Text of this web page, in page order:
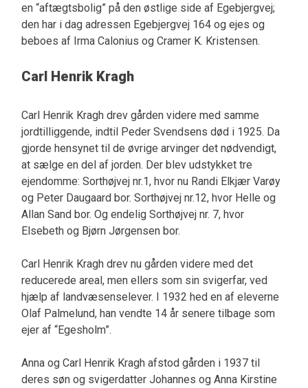
en “aftægtsbolig” på den østlige side af Egebjergvej;
den har i dag adressen Egebjergvej 164 og ejes og
beboes af Irma Calonius og Cramer K. Kristensen.
Carl Henrik Kragh
Carl Henrik Kragh drev gården videre med samme
jordtilliggende, indtil Peder Svendsens død i 1925. Da
gjorde hensynet til de øvrige arvinger det nødvendigt,
at sælge en del af jorden. Der blev udstykket tre
ejendomme: Sorthøjvej nr.1, hvor nu Randi Elkjær Varøy
og Peter Daugaard bor. Sorthøjvej nr.12, hvor Helle og
Allan Sand bor. Og endelig Sorthøjvej nr. 7, hvor
Elsebeth og Bjørn Jørgensen bor.
Carl Henrik Kragh drev nu gården videre med det
reducerede areal, men ellers som sin svigerfar, ved
hjælp af landvæsenselever. I 1932 hed en af eleverne
Olaf Palmelund, han vendte 14 år senere tilbage som
ejer af “Egesholm”.
Anna og Carl Henrik Kragh afstod gården i 1937 til
deres søn og svigerdatter Johannes og Anna Kirstine